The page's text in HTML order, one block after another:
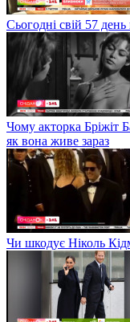
Сьогодні свій 57
Чому акторка Бріжіт
як вона живе зараз
Чи шкодує Ніколь